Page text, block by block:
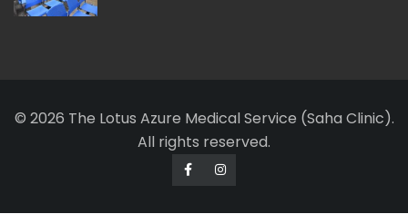
© 2026 The Lotus Azure Medical Service (Saha Clinic).
All rights reserved.